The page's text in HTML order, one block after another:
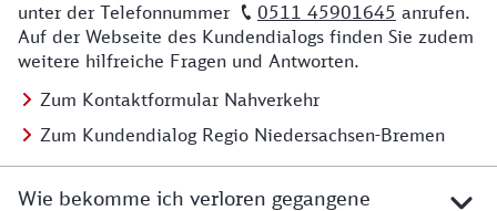
unter der Telefonnummer
0511 45901645 anrufen.
Auf der Webseite des Kundendialogs finden Sie zudem
weitere hilfreiche Fragen und Antworten.
Zum Kontaktformular Nahverkehr
Zum Kundendialog Regio Niedersachsen-Bremen
Wie bekomme ich verloren gegangene